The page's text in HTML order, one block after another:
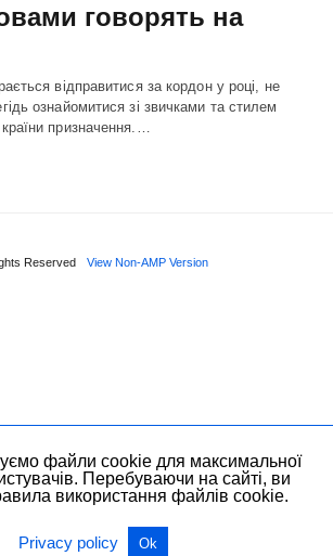
говорять на
відправитися за кордон у році, не
ознайомитися зі звичками та стилем
призначення.…
Reserved View Non-AMP Version
файли cookie для максимальної
Перебуваючи на сайті, ви
використання файлів cookie.
Privacy policy Ok